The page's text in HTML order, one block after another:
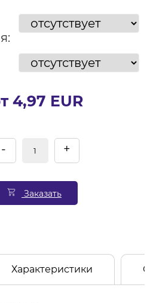
4,97 EUR
- +
Заказать
Характеристики